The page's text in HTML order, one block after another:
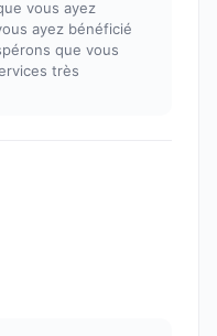
vous ayez
ayez bénéficié
que vous
très